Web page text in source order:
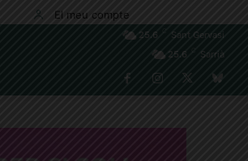
El meu compte
25.6
Sant Gervasi
25.6
Sarrià